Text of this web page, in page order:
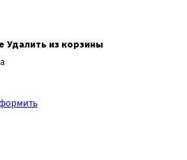
Удалить из корзины